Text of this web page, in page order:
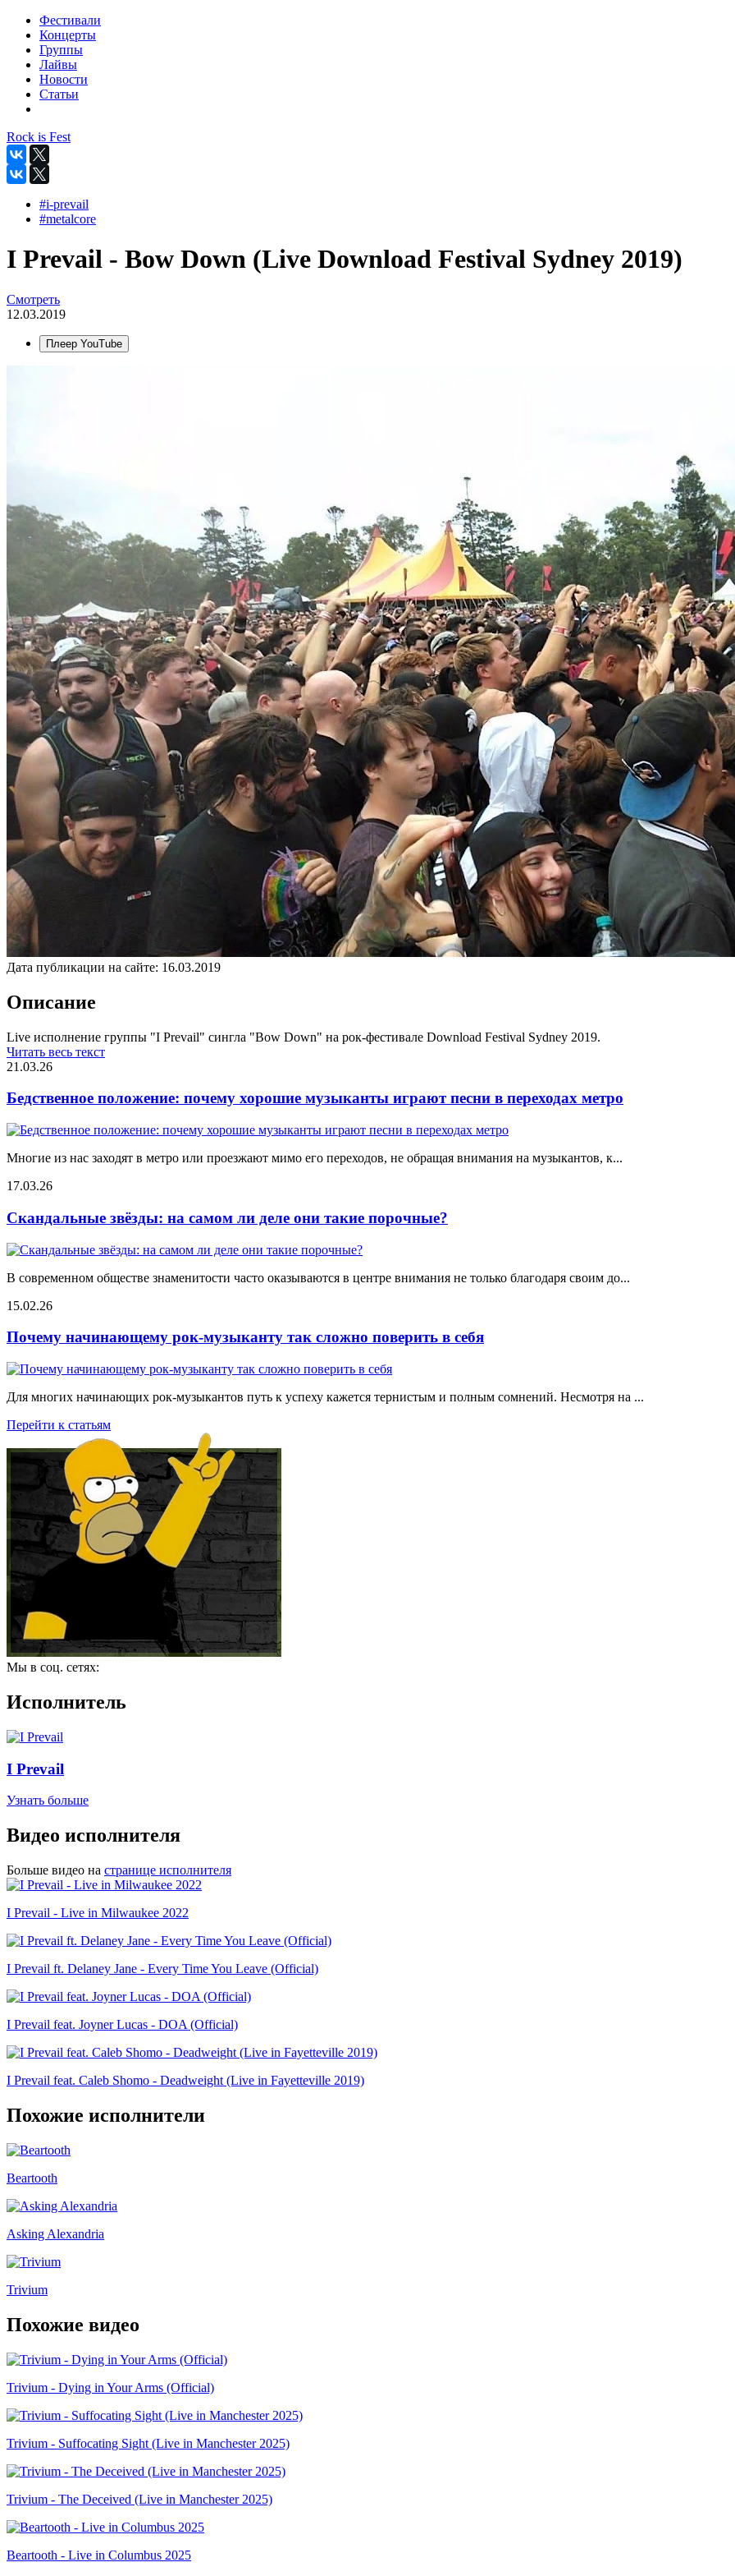
Фестивали
Концерты
Группы
Лайвы
Новости
Статьи
Rock is Fest
#i-prevail
#metalcore
I Prevail - Bow Down (Live Download Festival Sydney 2019)
Смотреть
12.03.2019
Плеер YouTube
Дата публикации на сайте: 16.03.2019
Описание
Live исполнение группы "I Prevail" сингла "Bow Down" на рок-фестивале Download Festival Sydney 2019.
Читать весь текст
21.03.26
Бедственное положение: почему хорошие музыканты играют песни в переходах метро
Многие из нас заходят в метро или проезжают мимо его переходов, не обращая внимания на музыкантов, к...
17.03.26
Скандальные звёзды: на самом ли деле они такие порочные?
В современном обществе знаменитости часто оказываются в центре внимания не только благодаря своим до...
15.02.26
Почему начинающему рок-музыканту так сложно поверить в себя
Для многих начинающих рок-музыкантов путь к успеху кажется тернистым и полным сомнений. Несмотря на ...
Перейти к статьям
Мы в соц. сетях:
Исполнитель
I Prevail
Узнать больше
Видео исполнителя
Больше видео на странице исполнителя
I Prevail - Live in Milwaukee 2022
I Prevail ft. Delaney Jane - Every Time You Leave (Official)
I Prevail feat. Joyner Lucas - DOA (Official)
I Prevail feat. Caleb Shomo - Deadweight (Live in Fayetteville 2019)
Похожие исполнители
Beartooth
Asking Alexandria
Trivium
Похожие видео
Trivium - Dying in Your Arms (Official)
Trivium - Suffocating Sight (Live in Manchester 2025)
Trivium - The Deceived (Live in Manchester 2025)
Beartooth - Live in Columbus 2025